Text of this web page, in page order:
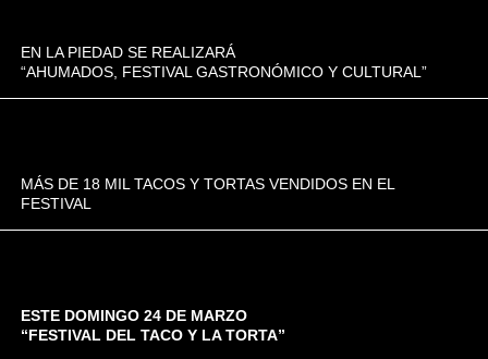
EN LA PIEDAD SE REALIZARÁ
“AHUMADOS, FESTIVAL GASTRONÓMICO Y CULTURAL”
MÁS DE 18 MIL TACOS Y TORTAS VENDIDOS EN EL
FESTIVAL
ESTE DOMINGO 24 DE MARZO
“FESTIVAL DEL TACO Y LA TORTA”